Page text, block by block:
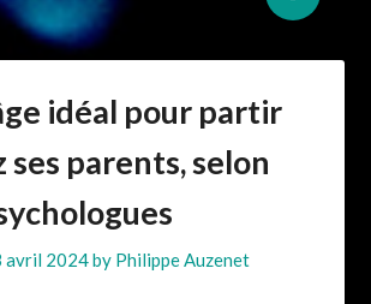
idéal pour partir
ses parents, selon
avril 2024by Philippe Auzenet